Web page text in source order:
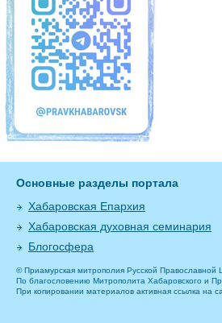
Основные разделы портала
Хабаровская Епархия
Хабаровская духовная семинария
Блогосфера
© Приамурская митрополия Русской Православной
По благословению Митрополита Хабаровского и
При копировании материалов активная ссылка на